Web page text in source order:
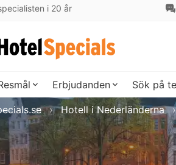
i 20 år
Erbjudanden Sök på
Hotell i Nederländerna